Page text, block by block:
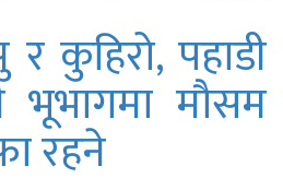
कुहिरो, पहाडी
भूभागमा मौसम
रहने